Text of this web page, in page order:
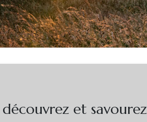
et savourez